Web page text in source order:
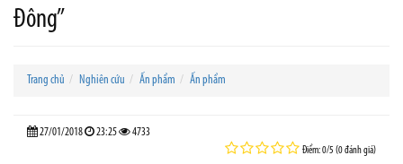
Đông”
Trang chủ Nghiên cứu Ấn phẩm Ấn phẩm
27/01/2018 23:25 4733
Điểm: 0/5 (0 đánh giá)